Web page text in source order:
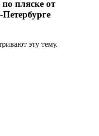
пляске от
эту тему.